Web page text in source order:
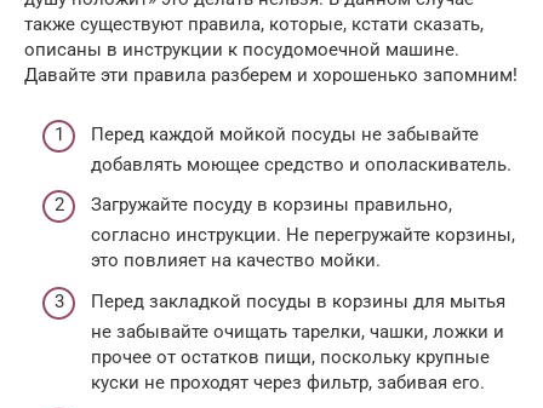
также существуют правила, которые, кстати сказать,
описаны в инструкции к посудомоечной машине.
Давайте эти правила разберем и хорошенько запомним!
Перед каждой мойкой посуды не забывайте
добавлять моющее средство и ополаскиватель.
Загружайте посуду в корзины правильно,
согласно инструкции. Не перегружайте корзины,
это повлияет на качество мойки.
Перед закладкой посуды в корзины для мытья
не забывайте очищать тарелки, чашки, ложки и
прочее от остатков пищи, поскольку крупные
куски не проходят через фильтр, забивая его.